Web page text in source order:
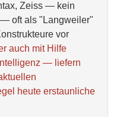
Zeiss — kein
oft als "Langweiler"
vor
auch mit Hilfe
— liefern
heute erstaunliche